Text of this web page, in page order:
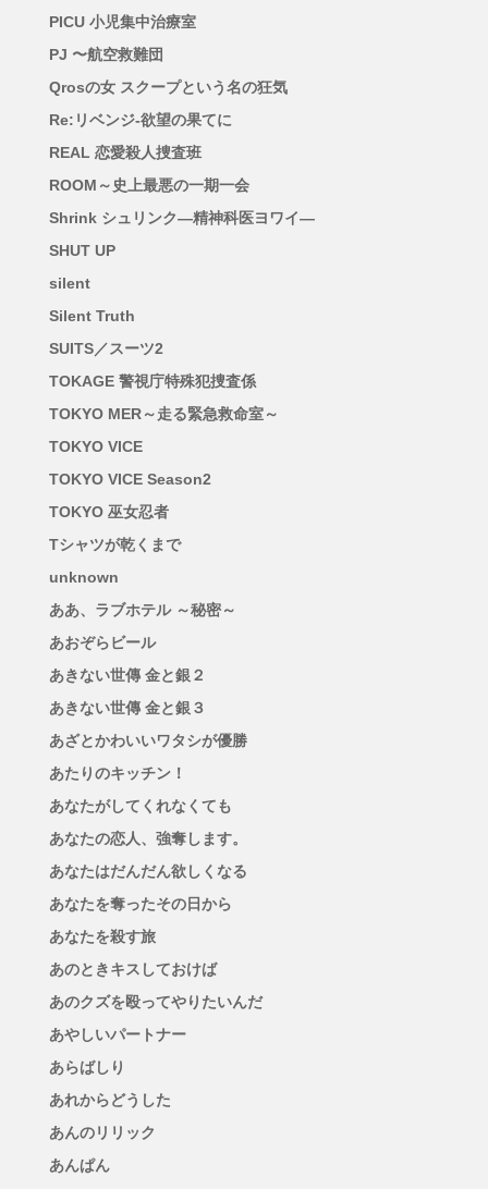
PICU 小児集中治療室
PJ 〜航空救難団
Qrosの女 スクープという名の狂気
Re:リベンジ-欲望の果てに
REAL 恋愛殺人捜査班
ROOM～史上最悪の一期一会
Shrink シュリンク―精神科医ヨワイ―
SHUT UP
silent
Silent Truth
SUITS／スーツ2
TOKAGE 警視庁特殊犯捜査係
TOKYO MER～走る緊急救命室～
TOKYO VICE
TOKYO VICE Season2
TOKYO 巫女忍者
Tシャツが乾くまで
unknown
ああ、ラブホテル ～秘密～
あおぞらビール
あきない世傳 金と銀２
あきない世傳 金と銀３
あざとかわいいワタシが優勝
あたりのキッチン！
あなたがしてくれなくても
あなたの恋人、強奪します。
あなたはだんだん欲しくなる
あなたを奪ったその日から
あなたを殺す旅
あのときキスしておけば
あのクズを殴ってやりたいんだ
あやしいパートナー
あらばしり
あれからどうした
あんのリリック
あんぱん